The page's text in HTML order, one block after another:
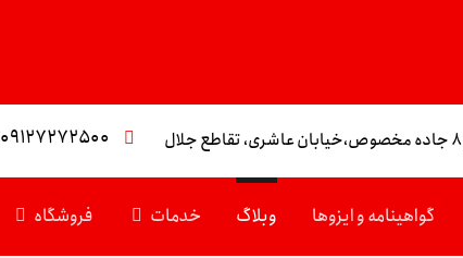
۰۹۱۲۷۲۷۲۵۰۰
گواهینامه و ایزوها وبلاگ خدمات فروشگاه